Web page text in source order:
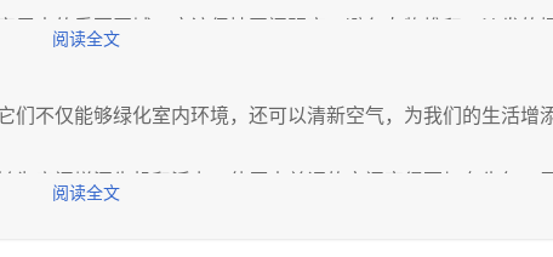
居中的重要区域，应该保持开阔明亮，避免杂物堆积。沙发的摆
种稳定感和安全感。此外，卧室的布局也需要注意，床的位置应
放一些寓意吉祥的物品，如招财猫、福字等，可以带来好运和
产生煞气。植物也是提升家居运势的好选择，它们能够增加氧
不同的颜色代表着不同的能量和运势。例如，红色被认为是吉
阅读全文
们不仅能够绿化室内环境，还可以清新空气，为我们的生活增
为房间增添生机和活力，使原本单调的空间变得更加有生气。无
环境的植物，如仙人掌、绿萝、吊兰等，都能立刻让整个空间焕
阅读全文